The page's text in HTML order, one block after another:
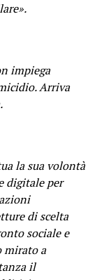
impiega
Arriva
la sua volontà
digitale per
di scelta
sociale e
mirato a
il